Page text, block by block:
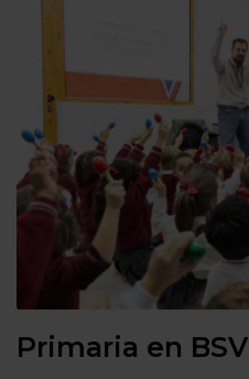
Primaria en BSV